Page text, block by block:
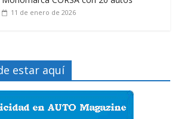
11 de enero de 2026
estar aquí